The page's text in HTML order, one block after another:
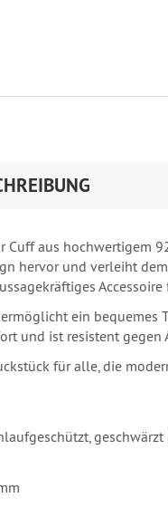
Cuff aus hochwertigem
hervor und verleiht
Accessoire
ein bequemes
und ist resistent gegen
für alle, die
geschwärzt